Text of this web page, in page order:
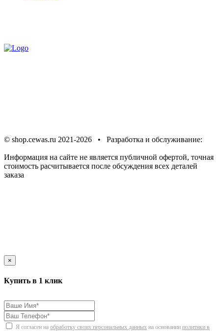
© shop.cewas.ru 2021-2026 • Разработка и обслуживание:
Информация на сайте не является публичной офертой, точная
стоимость расчитывается после обсуждения всех деталей
заказа
×
Купить в 1 клик
Я согласен на обработку своих персональных данных на основании политики в